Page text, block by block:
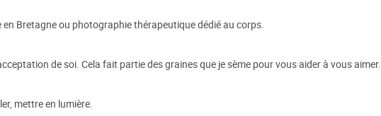
Bretagne ou photographie thérapeutique dédié au corps.
de soi. Cela fait partie des graines que je sème pour vous aider à vous aimer.
mettre en lumière.